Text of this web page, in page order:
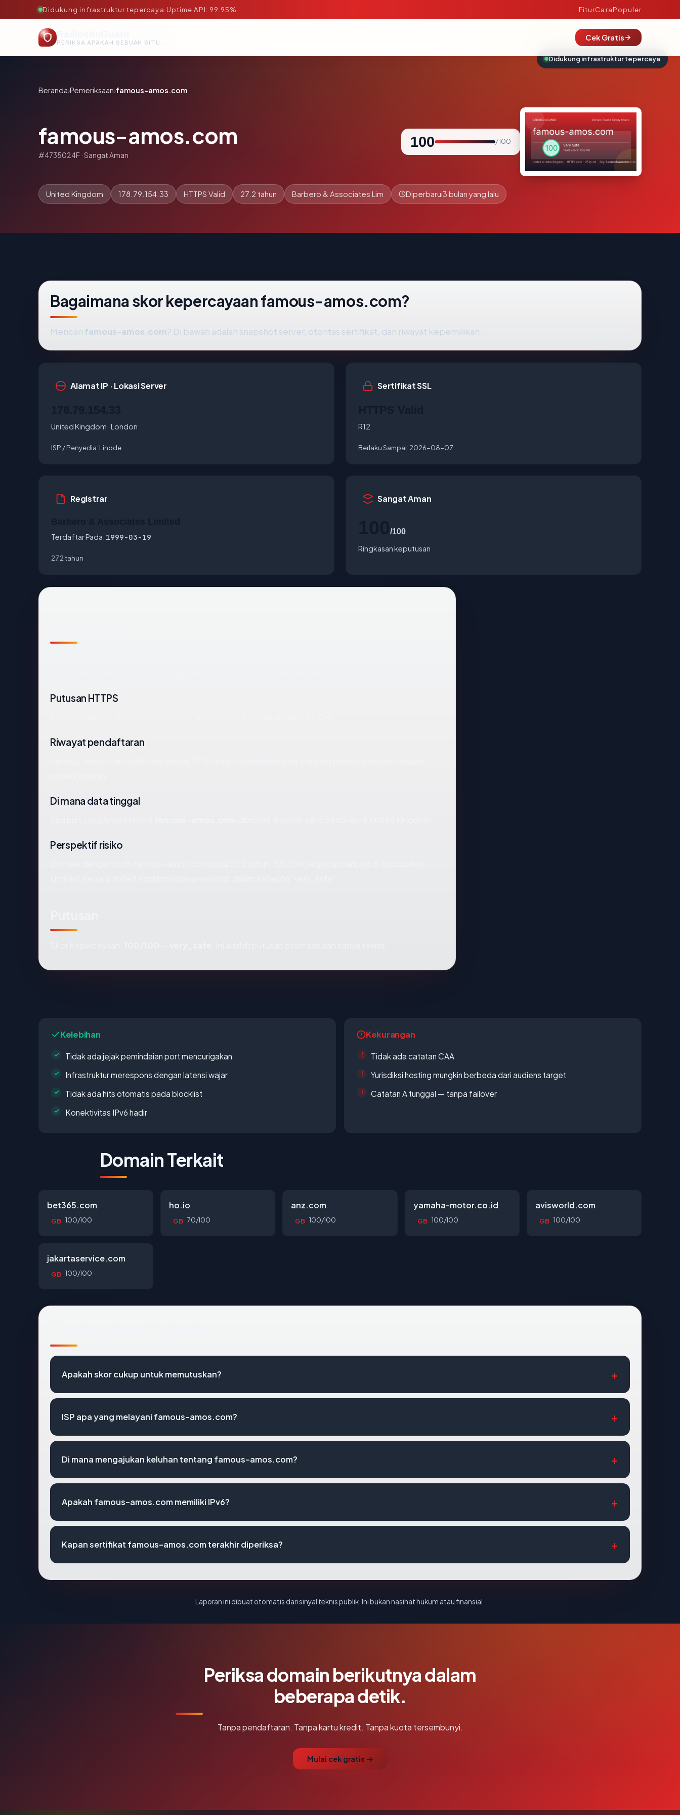
Didukung infrastruktur tepercaya·Uptime API: 99.95% FiturCaraPopuler
PERIKSA APAKAH SEBUAH SITUS AMAN, TEPERCAYA, DAN TERVERIFIKASI DALAM HITUNGAN DETIK.
Cek Gratis
Beranda›Pemeriksaan›famous-amos.com
famous-amos.com
#4735024F · Sangat Aman
100 / 100
United Kingdom 178.79.154.33 HTTPS Valid 27.2 tahun Barbero & Associates Lim Diperbarui3 bulan yang lalu
Bagaimana skor kepercayaan famous-amos.com?
Mencari famous-amos.com? Di bawah adalah snapshot server, otoritas sertifikat, dan riwayat kepemilikan.
Alamat IP · Lokasi Server
United Kingdom · London
ISP / Penyedia: Linode
Sertifikat SSL
R12
Berlaku Sampai: 2026-08-07
Registrar
Terdaftar Pada: 1999-03-19
27.2 tahun
Sangat Aman
/100
Ringkasan keputusan
Putusan HTTPS
Riwayat pendaftaran
Di mana data tinggal
Perspektif risiko
Kelebihan
Tidak ada jejak pemindaian port mencurigakan
Infrastruktur merespons dengan latensi wajar
Tidak ada hits otomatis pada blocklist
Konektivitas IPv6 hadir
Kekurangan
Tidak ada catatan CAA
Yurisdiksi hosting mungkin berbeda dari audiens target
Catatan A tunggal — tanpa failover
Domain Terkait
bet365.com
GB 100/100
ho.io
GB 70/100
anz.com
GB 100/100
yamaha-motor.co.id
GB 100/100
avisworld.com
GB 100/100
jakartaservice.com
GB 100/100
Apakah skor cukup untuk memutuskan?
ISP apa yang melayani famous-amos.com?
Di mana mengajukan keluhan tentang famous-amos.com?
Apakah famous-amos.com memiliki IPv6?
Kapan sertifikat famous-amos.com terakhir diperiksa?
Laporan ini dibuat otomatis dari sinyal teknis publik. Ini bukan nasihat hukum atau finansial.
Periksa domain berikutnya dalam
beberapa detik.
Tanpa pendaftaran. Tanpa kartu kredit. Tanpa kuota tersembunyi.
Mulai cek gratis →
Didukung infrastruktur tepercaya